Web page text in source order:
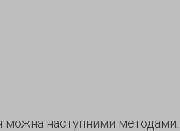
можна наступними методами: